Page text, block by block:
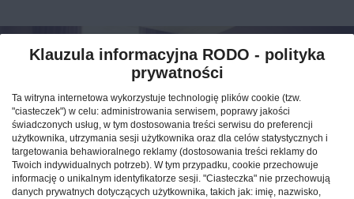
Klauzula informacyjna RODO - polityka
prywatności
Ta witryna internetowa wykorzystuje technologię plików cookie (tzw.
"ciasteczek") w celu: administrowania serwisem, poprawy jakości
świadczonych usług, w tym dostosowania treści serwisu do preferencji
użytkownika, utrzymania sesji użytkownika oraz dla celów statystycznych i
targetowania behawioralnego reklamy (dostosowania treści reklamy do
Twoich indywidualnych potrzeb). W tym przypadku, cookie przechowuje
informację o unikalnym identyfikatorze sesji. "Ciasteczka" nie przechowują
danych prywatnych dotyczących użytkownika, takich jak: imię, nazwisko,